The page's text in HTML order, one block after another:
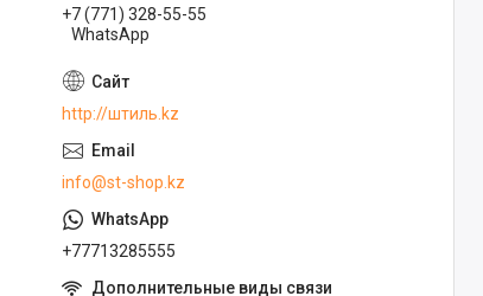
+7 (771) 328-55-55
WhatsApp
http://штиль.kz
info@st-shop.kz
+77713285555